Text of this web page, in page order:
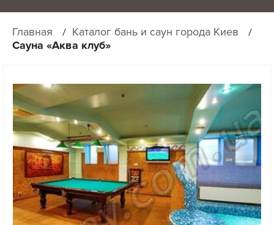
Главная
Каталог бань и саун города Киев
Сауна «Аква клуб»